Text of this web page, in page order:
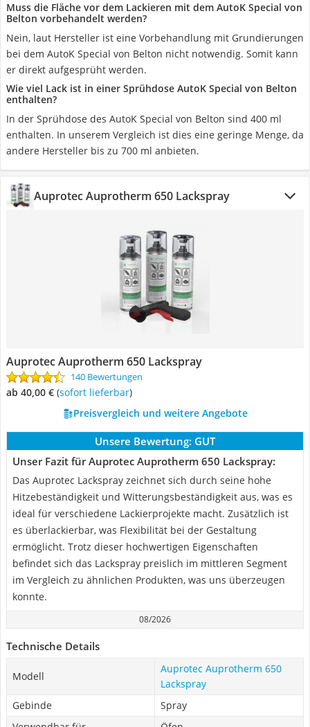
Muss die Fläche vor dem Lackieren mit dem AutoK Special von
Belton vorbehandelt werden?
Nein, laut Hersteller ist eine Vorbehandlung mit Grundierungen
bei dem AutoK Special von Belton nicht notwendig. Somit kann
er direkt aufgesprüht werden.
Wie viel Lack ist in einer Sprühdose AutoK Special von Belton
enthalten?
In der Sprühdose des AutoK Special von Belton sind 400 ml
enthalten. In unserem Vergleich ist dies eine geringe Menge, da
andere Hersteller bis zu 700 ml anbieten.
Auprotec Auprotherm 650 Lackspray
Auprotec Auprotherm 650 Lackspray
140 Bewertungen
ab 40,00 € ( Sofort lieferbar)
Preisvergleich und weitere Angebote
Unsere Bewertung: GUT
Unser Fazit für Auprotec Auprotherm 650 Lackspray:
Das Auprotec Lackspray zeichnet sich durch seine hohe
Hitzebeständigkeit und Witterungsbeständigkeit aus, was es
ideal für verschiedene Lackierprojekte macht. Zusätzlich ist
es überlackierbar, was Flexibilität bei der Gestaltung
ermöglicht. Trotz dieser hochwertigen Eigenschaften
befindet sich das Lackspray preislich im mittleren Segment
im Vergleich zu ähnlichen Produkten, was uns überzeugen
konnte.
08/2026
Technische Details
Modell
Auprotec Auprotherm 650
Lackspray
Gebinde
Spray